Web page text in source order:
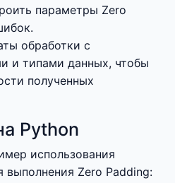
параметры Zero
обработки с
и типами данных, чтобы
полученных
Python
использования
выполнения Zero Padding: